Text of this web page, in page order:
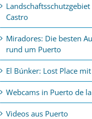
Castro
Miradores: Die besten
rund um Puerto
El Búnker: Lost Place
Webcams in Puerto de
Videos aus Puerto